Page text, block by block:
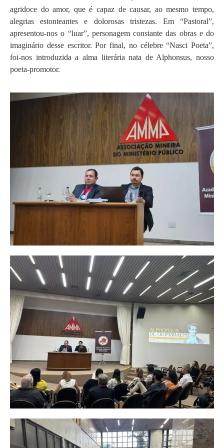
agridoce do amor, que é capaz de causar, ao mesmo tempo,
alegrias estonteantes e dolorosas tristezas. Em “Pastoral”,
apresentou-nos o “luar”, personagem constante das obras e do
imaginário desse escritor. Por final, no célebre “Nasci Poeta”,
foi-nos introduzida a alma literária nata de Alphonsus, nosso
poeta-promotor.